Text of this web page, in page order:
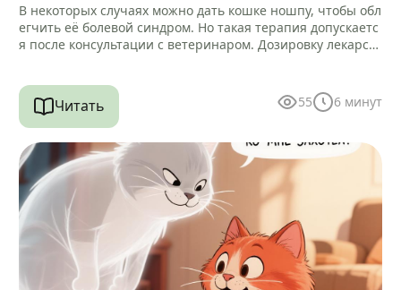
В некоторых случаях можно дать кошке ношпу, чтобы обл
егчить её болевой синдром. Но такая терапия допускаетс
я после консультации с ветеринаром. Дозировку лекарст
Читать 55 6 минут